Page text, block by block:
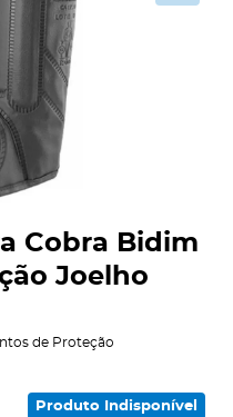
Cobra Bidim
Joelho
de Proteção
Produto Indisponível